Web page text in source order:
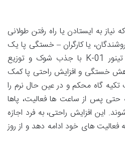
نیاز به ایستادن یا راه رفتن طولانی
یا کارگران – خستگی پا یک
مشکل همیشگی است. کفی تینور K-01 با جذب شوک و توزیع
خستگی و افزایش راحتی پا کمک
گاه محکم و در عین حال نرم را
حتی پس از ساعت ها فعالیت، پاها
این افزایش راحتی، به فرد اجازه
فعالیت های خود ادامه دهد و از روز